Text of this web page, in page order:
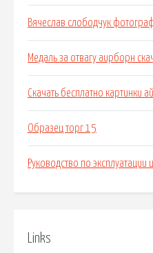
Вячеслав слободчук
Медаль за отвагу аирборн
Скачать бесплатно картинки
Образец торг 15
Руководство по
Links